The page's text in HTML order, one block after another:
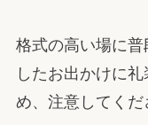
格式の高い場に
したお出かけに
め、注意してくだ